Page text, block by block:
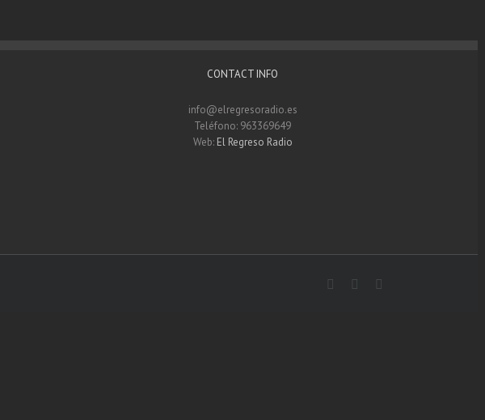
CONTACT INFO
info@elregresoradio.es
Teléfono: 963369649
Web: El Regreso Radio